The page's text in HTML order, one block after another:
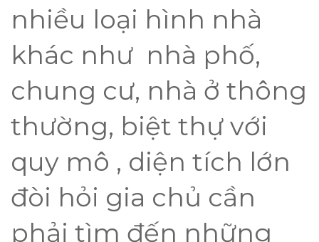
nhiều loại hình nhà
khác như nhà phố,
chung cư, nhà ở thông
thường, biệt thự với
quy mô , diện tích lớn
đòi hỏi gia chủ cần
phải tìm đến những